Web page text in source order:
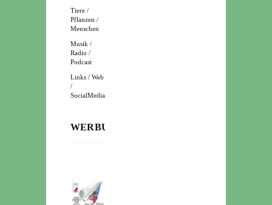
Tiere /
Pflanzen /
Menschen
Musik /
Radio /
Podcast
Links / Web
/
SocialMedia
WERBUNG: